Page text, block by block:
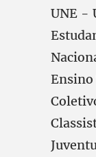
UNE -